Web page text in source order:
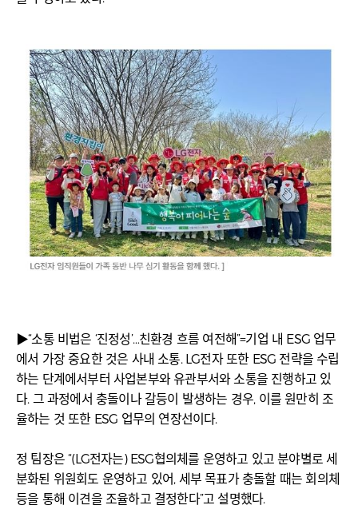
▶“소통 비법은 ‘진정성’…친환경 흐름 여전해”=기업 내 ESG 업무
에서 가장 중요한 것은 사내 소통. LG전자 또한 ESG 전략을 수립
하는 단계에서부터 사업본부와 유관부서와 소통을 진행하고 있
다. 그 과정에서 충돌이나 갈등이 발생하는 경우, 이를 원만히 조
율하는 것 또한 ESG 업무의 연장선이다.
정 팀장은 “(LG전자는) ESG협의체를 운영하고 있고 분야별로 세
분화된 위원회도 운영하고 있어, 세부 목표가 충돌할 때는 회의체
등을 통해 이견을 조율하고 결정한다”고 설명했다.